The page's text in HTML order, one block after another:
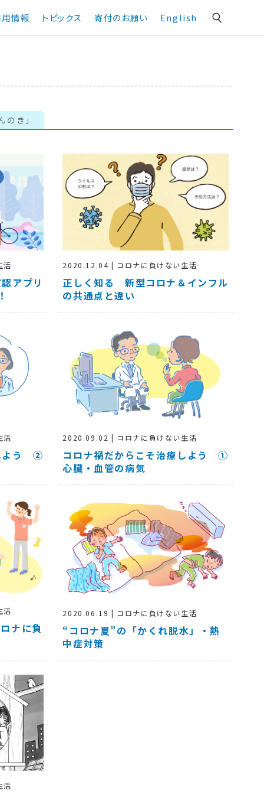
情報 トピックス 寄付のお願い English
のき」
活
アプリ
2020.12.04 | コロナに負けない生活
正しく知る 新型コロナ＆インフル
の共通点と違い
活
よう ②
2020.09.02 | コロナに負けない生活
コロナ禍だからこそ治療しよう ①
心臓・血管の病気
活
ナに負
2020.06.19 | コロナに負けない生活
“コロナ夏”の「かくれ脱水」・熱
中症対策
活